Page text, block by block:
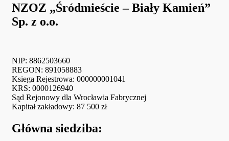
NZOZ „Śródmieście – Biały Kamień”
Sp. z o.o.
NIP: 8862503660
REGON: 891058883
Ksiega Rejestrowa: 000000001041
KRS: 0000126940
Sąd Rejonowy dla Wrocławia Fabrycznej
Kapitał zakładowy: 87 500 zł
Główna siedziba: